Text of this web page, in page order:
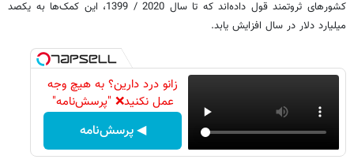
کشورهای ثروتمند قول داده‌اند که تا سال 2020 / 1399، این کمک‌ها به یکصد
میلیارد دلار در سال افزایش یابد.
زانو درد دارین؟ به هیچ وجه
عمل نکنید❌ "پرسش‌نامه"
◀ پرسش‌نامه